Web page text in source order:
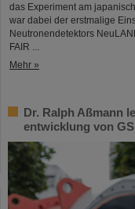
das Experiment am
war dabei der erstmalige
Neutronendetektors
FAIR ...
Mehr »
Dr. Ralph Aßmann
entwicklung von